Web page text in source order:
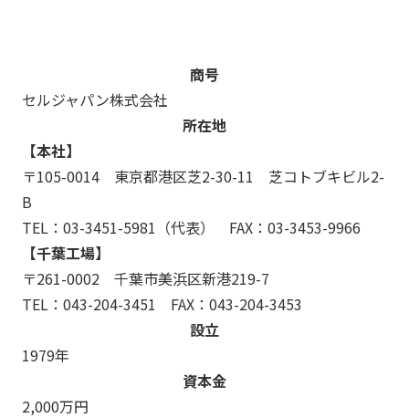
商号
セルジャパン株式会社
所在地
【本社】
〒105-0014 東京都港区芝2-30-11 芝コトブキビル2-
B
TEL： 03-3451-5981 （代表） FAX：03-3453-9966
【千葉工場】
〒261-0002 千葉市美浜区新港219-7
TEL： 043-204-3451 FAX：043-204-3453
設立
1979年
資本金
2,000万円